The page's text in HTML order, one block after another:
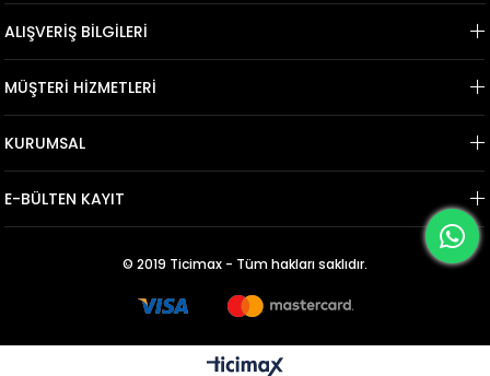
ALIŞVERİŞ BİLGİLERİ
MÜŞTERİ HİZMETLERİ
KURUMSAL
E-BÜLTEN KAYIT
© 2019 Ticimax - Tüm hakları saklıdır.